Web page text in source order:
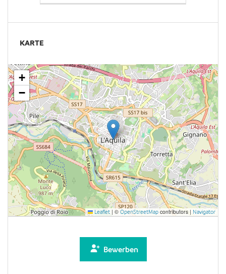
KARTE
+
−
Leaflet | © OpenStreetMap contributors | Navigator
Bewerben